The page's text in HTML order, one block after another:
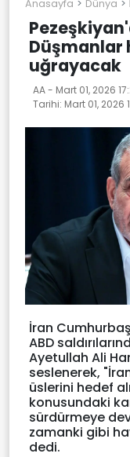
Anasayfa Dünya
Düşmanlar
uğrayacak
AA - Mart 01, 2026
Tarihi: Mart 01, 2026
İran
ABD
Ayetullah Ali
seslenerek,
üslerini hedef
konusundaki
sürdürmeye
zamanki gibi
dedi.